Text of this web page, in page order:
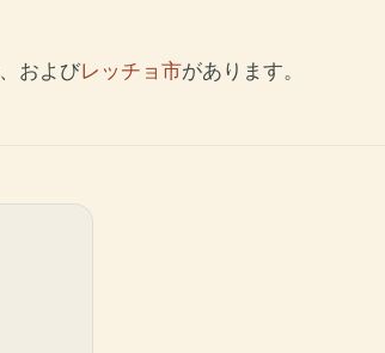
、およびレッチョ市があります。